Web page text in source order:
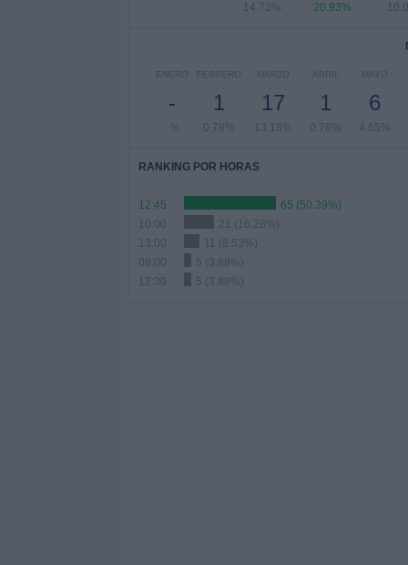
14.73% 20.93%
ENERO
-
- %
FEBRERO
1
0.78%
MARZO
17
13.18%
ABRIL
1
0.78%
MAYO
6
4.65%
RANKING POR HORAS
12:45
65 (50.39%)
21 (16.28%)
13:00
11 (8.53%)
08:00
5 (3.88%)
12:30
5 (3.88%)